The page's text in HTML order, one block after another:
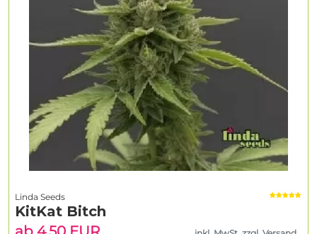
Linda Seeds
KitKat Bitch